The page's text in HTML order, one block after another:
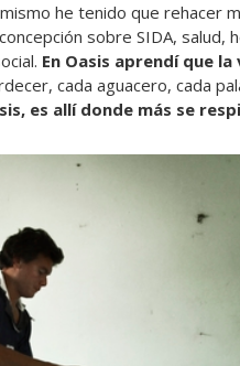
he tenido que rehacer
sobre SIDA, salud,
En Oasis aprendí que
cada aguacero, cada
es allí donde más se